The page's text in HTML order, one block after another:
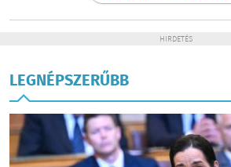
HIRDETÉS
LEGNÉPSZERŰBB